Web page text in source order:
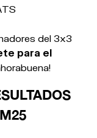
del 3x3
para el